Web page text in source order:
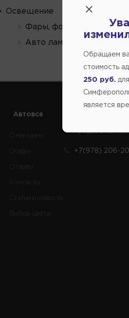
Освещение
Фары, фонари
Авто лампы
Автовсе
Продажа
+7(978) 206-
Обращаем
стоимость
250 руб.
является